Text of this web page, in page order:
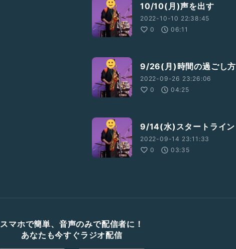
10/10(月)声を出す
2022-10-10 22:38:45
0
06:11
9/26(月)時間の過ごし方
2022-09-26 23:26:06
0
04:25
9/14(水)スタートライン
2022-09-14 23:11:33
0
03:35
スマホで簡単、音声のみで配信者に！
あなたも今すぐラジオ配信